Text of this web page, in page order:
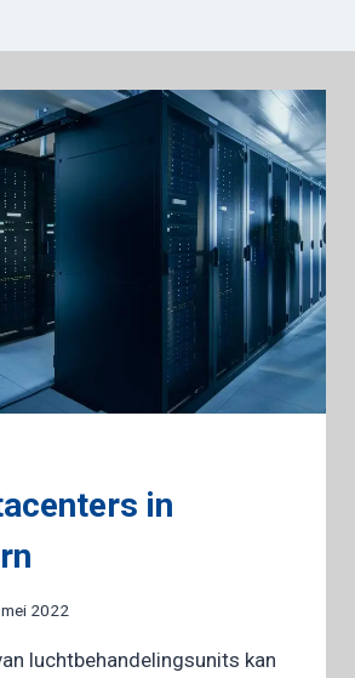
in
2022
luchtbehandelingsunits kan